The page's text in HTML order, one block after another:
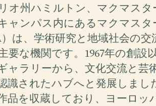
オ州ハミルトン、マクマスタ
ャンパス内にあるマクマスタ
）は、学術研究と地域社会の交
要な機関です。1967年の創設
ャラリーから、文化交流と芸
識されたハブへと発展しまし
品を収蔵しており、ヨーロッ